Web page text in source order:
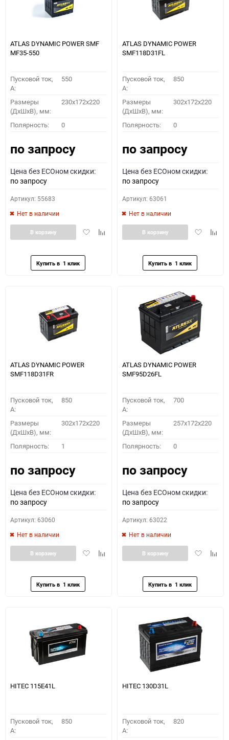
ATLAS DYNAMIC POWER SMF
MF35-550
Пусковой ток,
A:
550
Размеры
(ДхШхВ), мм:
230x172x220
Полярность: 0
по запросу
Цена без ECOном скидки:
по запросу
Артикул: 55683
Нет в наличии
ДобавитьДобавить
В корзину
ATLAS DYNAMIC POWER
SMF118D31FL
Пусковой ток,
A:
850
Размеры
(ДхШхВ), мм:
302x172x220
Полярность: 0
по запросу
Цена без ECOном скидки:
по запросу
Артикул: 63061
Нет в наличии
Добавить
В корзину
ATLAS DYNAMIC POWER
SMF118D31FR
Пусковой ток,
A:
850
Размеры
(ДхШхВ), мм:
302x172x220
Полярность: 1
по запросу
Цена без ECOном скидки:
по запросу
Артикул: 63060
Нет в наличии
ДобавитьДобавить
В корзину
ATLAS DYNAMIC POWER
SMF95D26FL
Пусковой ток,
A:
700
Размеры
(ДхШхВ), мм:
257x172x220
Полярность: 0
по запросу
Цена без ECOном скидки:
по запросу
Артикул: 63022
Нет в наличии
Добавить
В корзину
HITEC 115E41L
Пусковой ток,
A:
850
HITEC 130D31L
Пусковой ток,
A:
820